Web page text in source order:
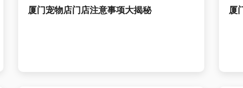
厦门宠物店门店注意事项大揭秘 厦